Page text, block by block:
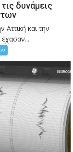
δυνάμεις
Αττική και την